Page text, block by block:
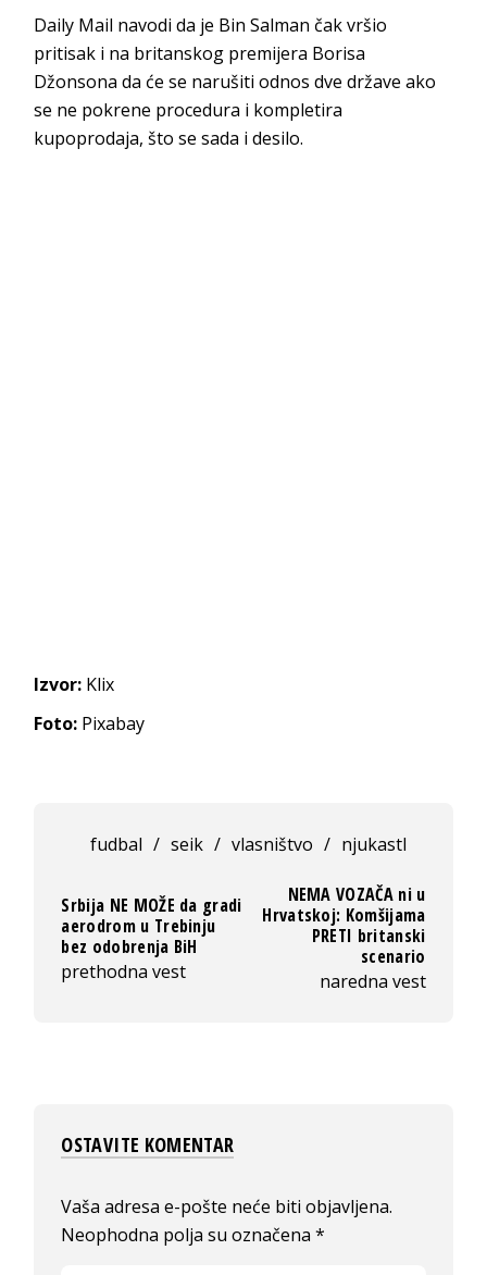
Daily Mail navodi da je Bin Salman čak vršio
pritisak i na britanskog premijera Borisa
Džonsona da će se narušiti odnos dve države ako
se ne pokrene procedura i kompletira
kupoprodaja, što se sada i desilo.
Izvor: Klix
Foto: Pixabay
fudbal / seik / vlasništvo / njukastl
Srbija NE MOŽE da gradi
aerodrom u Trebinju
bez odobrenja BiH
prethodna vest
NEMA VOZAČA ni u
Hrvatskoj: Komšijama
PRETI britanski
scenario
naredna vest
OSTAVITE KOMENTAR
Vaša adresa e-pošte neće biti objavljena.
Neophodna polja su označena*